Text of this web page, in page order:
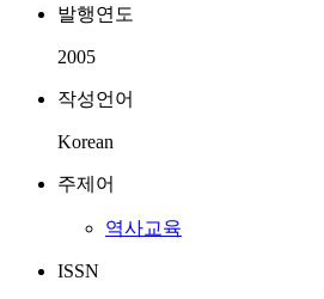
발행연도
2005
작성언어
Korean
주제어
역사교육
ISSN